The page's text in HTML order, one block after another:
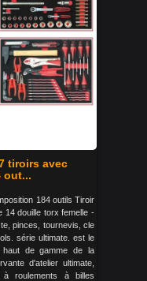
tiroirs avec
out...
184 outils Tiroir
14 douille torx femelle -
pinces, tournevis, cle
série ultimate. est le
haut de gamme de la
d'atelier ultimate,
roulements à billes